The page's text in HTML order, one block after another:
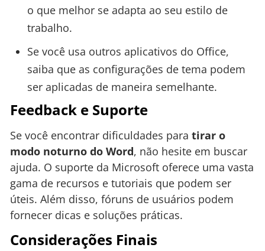
o que melhor se adapta ao seu estilo de
trabalho.
Se você usa outros aplicativos do Office,
saiba que as configurações de tema podem
ser aplicadas de maneira semelhante.
Feedback e Suporte
Se você encontrar dificuldades para tirar o
modo noturno do Word, não hesite em buscar
ajuda. O suporte da Microsoft oferece uma vasta
gama de recursos e tutoriais que podem ser
úteis. Além disso, fóruns de usuários podem
fornecer dicas e soluções práticas.
Considerações Finais